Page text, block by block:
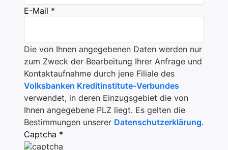
E-Mail *
Die von Ihnen angegebenen Daten werden nur
zum Zweck der Bearbeitung Ihrer Anfrage und
Kontaktaufnahme durch jene Filiale des
Volksbanken Kreditinstitute-Verbundes
verwendet, in deren Einzugsgebiet die von
Ihnen angegebene PLZ liegt. Es gelten die
Bestimmungen unserer Datenschutzerklärung.
Captcha *